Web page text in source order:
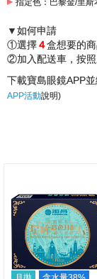
▼如何申請
①選擇４盒想要的
②加入配送車，按
下載寶島眼鏡APP
APP活動說明)